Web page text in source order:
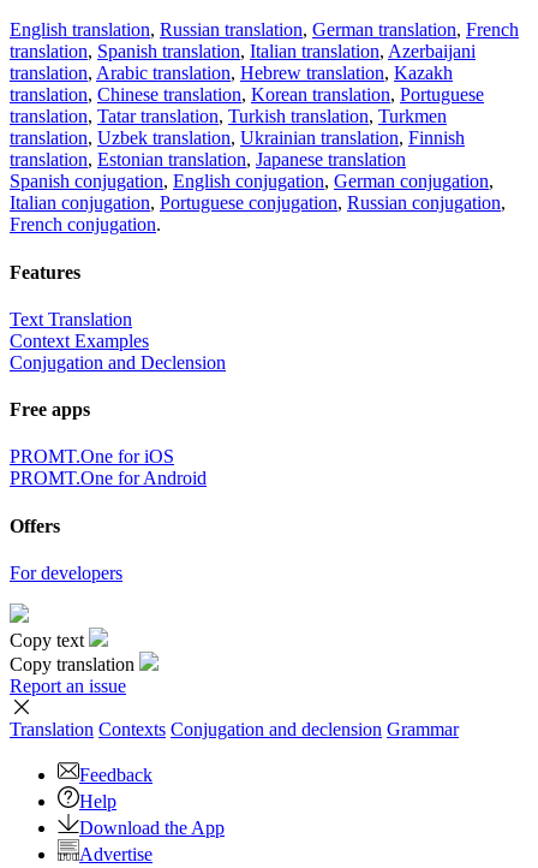
English translation, Russian translation, German translation, French
translation, Spanish translation, Italian translation, Azerbaijani
translation, Arabic translation, Hebrew translation, Kazakh
translation, Chinese translation, Korean translation, Portuguese
translation, Tatar translation, Turkish translation, Turkmen
translation, Uzbek translation, Ukrainian translation, Finnish
translation, Estonian translation, Japanese translation
Spanish conjugation, English conjugation, German conjugation,
Italian conjugation, Portuguese conjugation, Russian conjugation,
French conjugation.
Features
Text Translation
Context Examples
Conjugation and Declension
Free apps
PROMT.One for iOS
PROMT.One for Android
Offers
For developers
Copy text
Copy translation
Report an issue
Translation Contexts Conjugation and declension Grammar
Feedback
Help
Download the App
Advertise